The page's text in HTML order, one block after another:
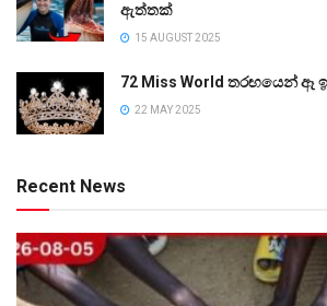
ඇත්තක්
15 AUGUST 2025
72 Miss World තරඟයෙන් ඈ
22 MAY 2025
Recent News